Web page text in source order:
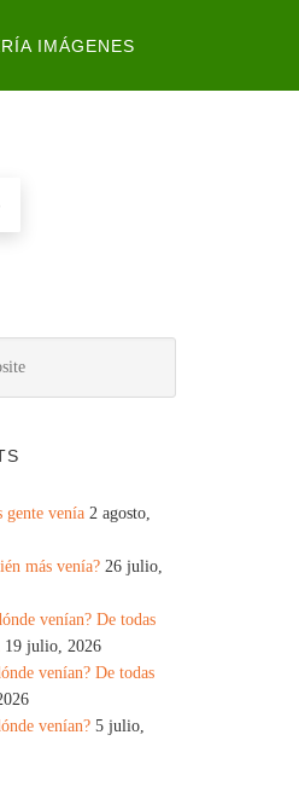
IMÁGENES
gente venía 2 agosto,
más venía? 26 julio,
venían? De todas
19 julio, 2026
venían? De todas
venían? 5 julio,